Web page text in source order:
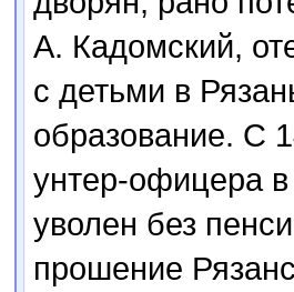
А. Кадомский,
с детьми в
образование. С
унтер-офицера в
уволен без
прошение